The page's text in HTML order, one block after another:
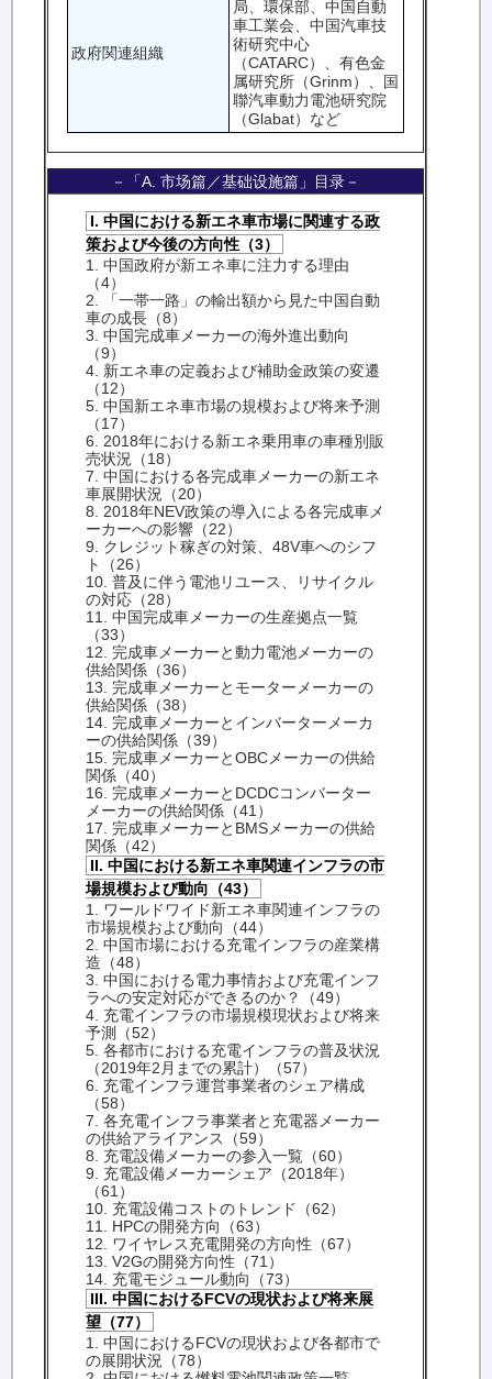
政府関連組織
局、環保部、中国自動
車工業会、中国汽車技
術研究中心
（CATARC）、有色金
属研究所（Grinm）、国
聯汽車動力電池研究院
（Glabat）など
－「A. 市场篇／基础设施篇」目录－
I. 中国における新エネ車市場に関連する政
策および今後の方向性（3）
1. 中国政府が新エネ車に注力する理由
（4）
2. 「一帯一路」の輸出額から見た中国自動
車の成長（8）
3. 中国完成車メーカーの海外進出動向
（9）
4. 新エネ車の定義および補助金政策の変遷
（12）
5. 中国新エネ車市場の規模および将来予測
（17）
6. 2018年における新エネ乗用車の車種別販
売状況（18）
7. 中国における各完成車メーカーの新エネ
車展開状況（20）
8. 2018年NEV政策の導入による各完成車メ
ーカーへの影響（22）
9. クレジット稼ぎの対策、48V車へのシフ
ト（26）
10. 普及に伴う電池リユース、リサイクル
の対応（28）
11. 中国完成車メーカーの生産拠点一覧
（33）
12. 完成車メーカーと動力電池メーカーの
供給関係（36）
13. 完成車メーカーとモーターメーカーの
供給関係（38）
14. 完成車メーカーとインバーターメーカ
ーの供給関係（39）
15. 完成車メーカーとOBCメーカーの供給
関係（40）
16. 完成車メーカーとDCDCコンバーター
メーカーの供給関係（41）
17. 完成車メーカーとBMSメーカーの供給
関係（42）
II. 中国における新エネ車関連インフラの市
場規模および動向（43）
1. ワールドワイド新エネ車関連インフラの
市場規模および動向（44）
2. 中国市場における充電インフラの産業構
造（48）
3. 中国における電力事情および充電インフ
ラへの安定対応ができるのか？（49）
4. 充電インフラの市場規模現状および将来
予測（52）
5. 各都市における充電インフラの普及状況
（2019年2月までの累計）（57）
6. 充電インフラ運営事業者のシェア構成
（58）
7. 各充電インフラ事業者と充電器メーカー
の供給アライアンス（59）
8. 充電設備メーカーの参入一覧（60）
9. 充電設備メーカーシェア（2018年）
（61）
10. 充電設備コストのトレンド（62）
11. HPCの開発方向（63）
12. ワイヤレス充電開発の方向性（67）
13. V2Gの開発方向性（71）
14. 充電モジュール動向（73）
III. 中国におけるFCVの現状および将来展
望（77）
1. 中国におけるFCVの現状および各都市で
の展開状況（78）